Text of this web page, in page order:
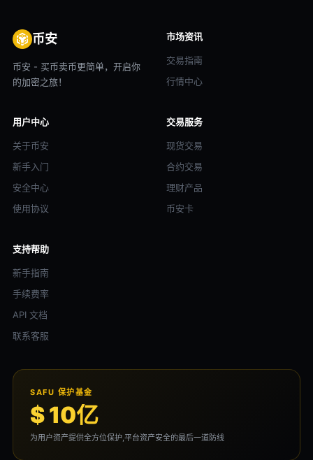
币安
币安 - 买币卖币更简单，开启你
的加密之旅！
市场资讯
交易指南
行情中心
用户中心
关于币安
新手入门
安全中心
使用协议
交易服务
现货交易
合约交易
理财产品
币安卡
支持帮助
新手指南
手续费率
API 文档
联系客服
SAFU 保护基金
$ 10亿
为用户资产提供全方位保护,平台资产安全的最后一道防线